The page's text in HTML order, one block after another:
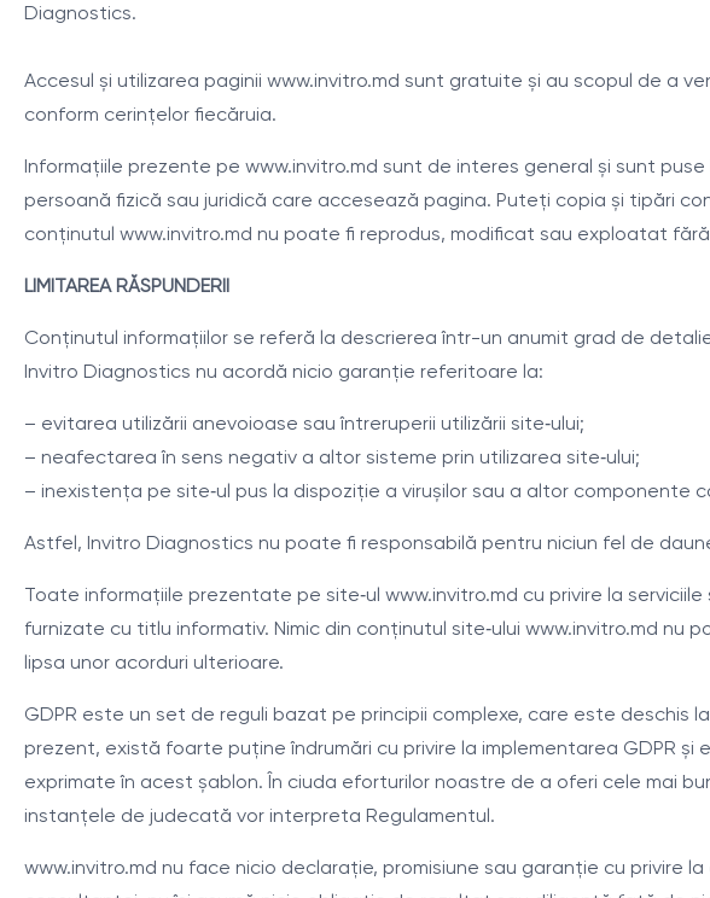
Diagnostics.
Accesul și utilizarea paginii www.invitro.md sunt gratuite și au scopul de a
conform cerințelor fiecăruia.
Informațiile prezente pe www.invitro.md sunt de interes general și sunt
persoană fizică sau juridică care accesează pagina. Puteți copia și tipări
conținutul www.invitro.md nu poate fi reprodus, modificat sau exploatat
LIMITAREA RĂSPUNDERII
Conținutul informațiilor se referă la descrierea într-un anumit grad de
Invitro Diagnostics nu acordă nicio garanție referitoare la:
– evitarea utilizării anevoioase sau întreruperii utilizării site‑ului;
– neafectarea în sens negativ a altor sisteme prin utilizarea site‑ului;
– inexistența pe site‑ul pus la dispoziție a virușilor sau a altor componente
Astfel, Invitro Diagnostics nu poate fi responsabilă pentru niciun fel de
Toate informațiile prezentate pe site‑ul www.invitro.md cu privire la
furnizate cu titlu informativ. Nimic din conținutul site‑ului www.invitro.md
lipsa unor acorduri ulterioare.
GDPR este un set de reguli bazat pe principii complexe, care este
prezent, există foarte puține îndrumări cu privire la implementarea GDPR
exprimate în acest șablon. În ciuda eforturilor noastre de a oferi cele mai
instanțele de judecată vor interpreta Regulamentul.
www.invitro.md nu face nicio declarație, promisiune sau garanție cu